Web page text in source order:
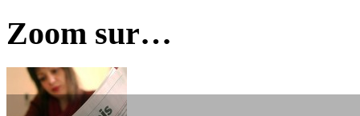
Zoom sur…